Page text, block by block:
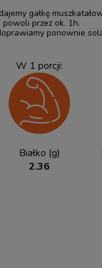
gałkę
przez ok. 1h.
ponownie
W 1 porcji:
Białko (g)
2.36